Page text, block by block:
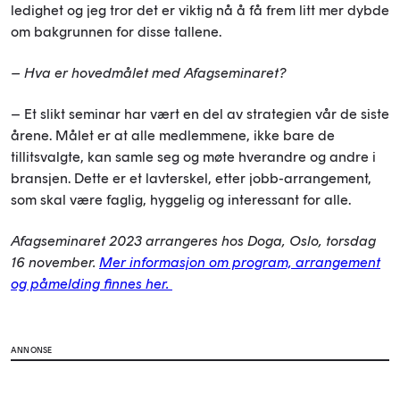
ledighet og jeg tror det er viktig nå å få frem litt mer dybde
om bakgrunnen for disse tallene.
– Hva er hovedmålet med Afagseminaret?
– Et slikt seminar har vært en del av strategien vår de siste
årene. Målet er at alle medlemmene, ikke bare de
tillitsvalgte, kan samle seg og møte hverandre og andre i
bransjen. Dette er et lavterskel, etter jobb-arrangement,
som skal være faglig, hyggelig og interessant for alle.
Afagseminaret 2023 arrangeres hos Doga, Oslo, torsdag
16 november. Mer informasjon om program, arrangement
og påmelding finnes her.
ANNONSE